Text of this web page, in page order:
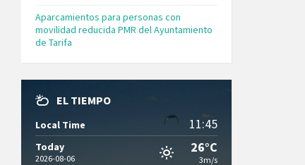
Aparcamientos para personas con
movilidad reducida PMR del Ayuntamiento
de Tarifa
EL TIEMPO
Local Time 11:45
Today
2026-08-06
26°C
3m/s